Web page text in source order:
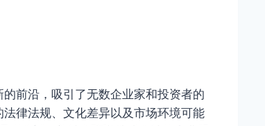
前沿，吸引了无数企业家和投资者的
律法规、文化差异以及市场环境可能